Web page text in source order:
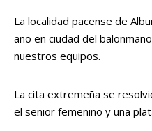
La localidad pacense de
año en ciudad del
nuestros equipos.
La cita extremeña se
el senior femenino y una